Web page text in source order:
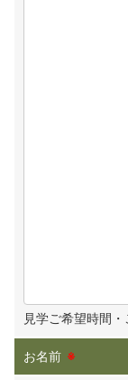
見学ご希望時間
お名前 ※